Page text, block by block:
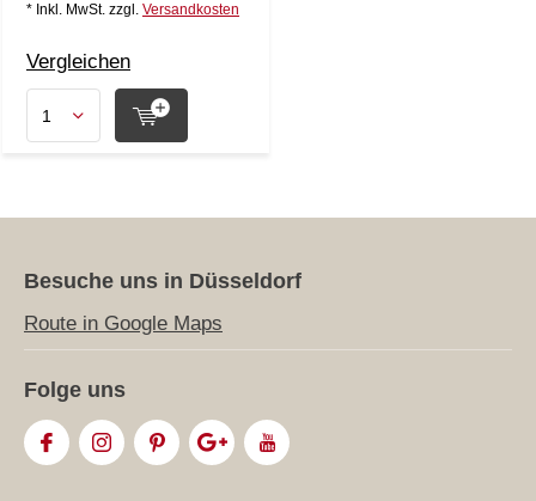
* Inkl. MwSt. zzgl. Versandkosten
Vergleichen
Besuche uns in Düsseldorf
Route in Google Maps
Folge uns